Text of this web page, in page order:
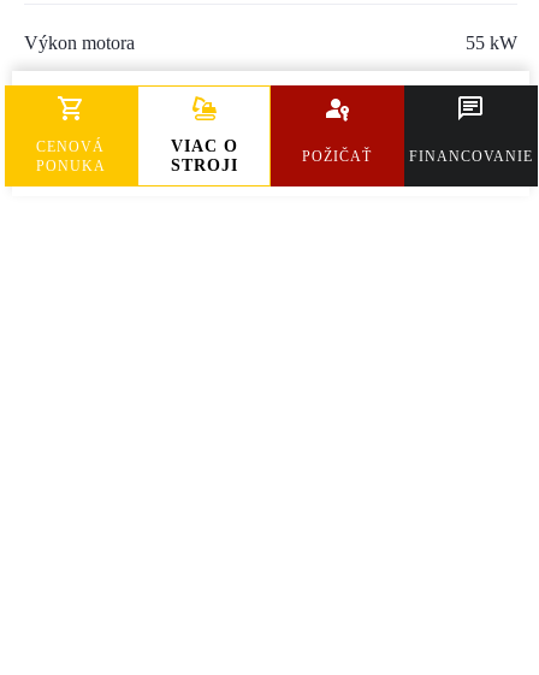
Výkon motora 55 kW
Cena bez DPH 44 000 €
CENOVÁ
PONUKA
VIAC O
STROJI
POŽIČAŤ FINANCOVANIE